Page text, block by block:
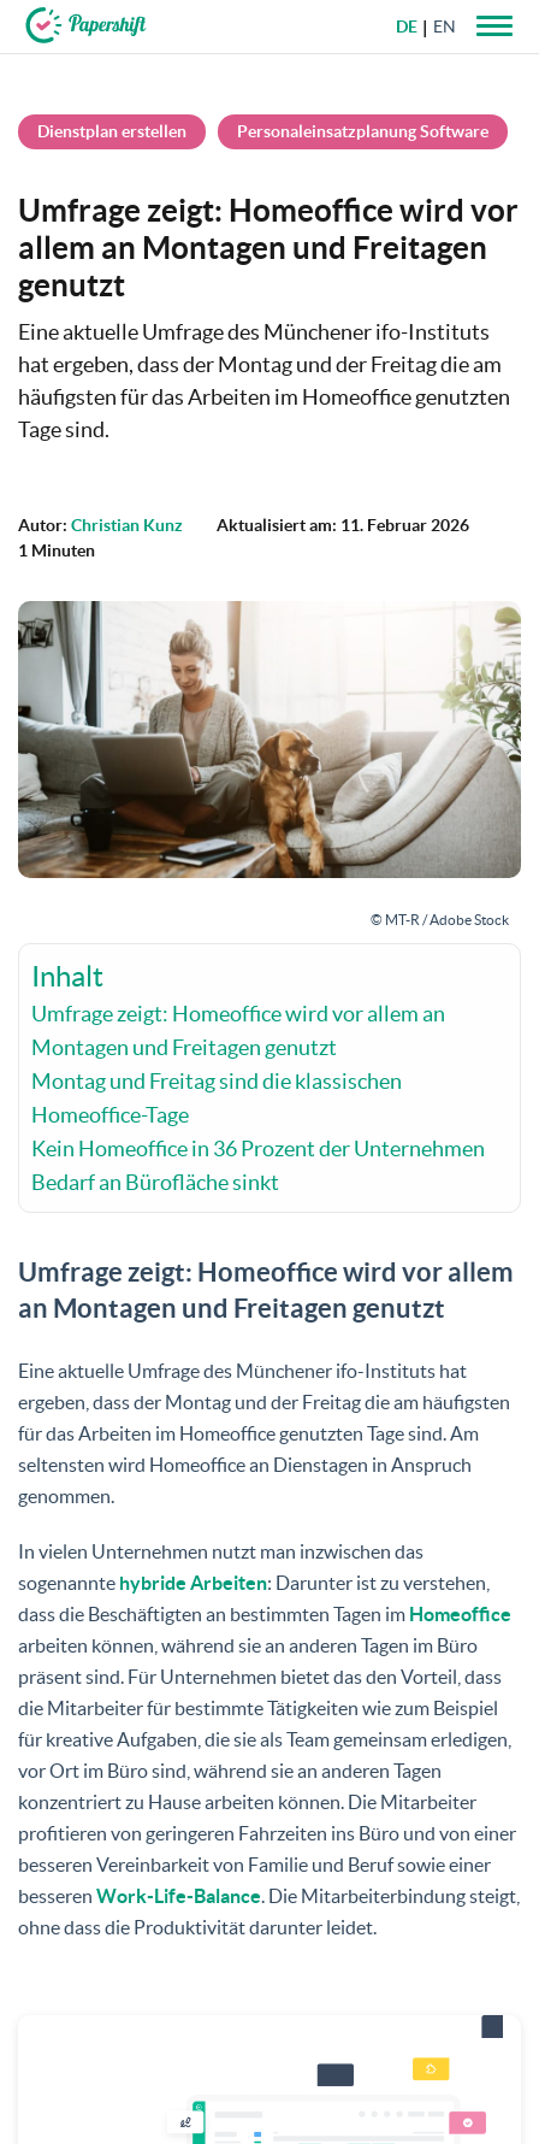
DE EN
Dienstplan erstellen Personaleinsatzplanung Software
Umfrage zeigt: Homeoffice wird vor
allem an Montagen und Freitagen
genutzt
Eine aktuelle Umfrage des Münchener ifo-Instituts
hat ergeben, dass der Montag und der Freitag die am
häufigsten für das Arbeiten im Homeoffice genutzten
Tage sind.
Autor: Christian Kunz
Aktualisiert am: 11. Februar 2026
1 Minuten
© MT-R / Adobe Stock
Inhalt
Umfrage zeigt: Homeoffice wird vor allem an
Montagen und Freitagen genutzt
Montag und Freitag sind die klassischen
Homeoffice-Tage
Kein Homeoffice in 36 Prozent der Unternehmen
Bedarf an Bürofläche sinkt
Umfrage zeigt: Homeoffice wird vor allem
an Montagen und Freitagen genutzt
Eine aktuelle Umfrage des Münchener ifo-Instituts hat
ergeben, dass der Montag und der Freitag die am häufigsten
für das Arbeiten im Homeoffice genutzten Tage sind. Am
seltensten wird Homeoffice an Dienstagen in Anspruch
genommen.
In vielen Unternehmen nutzt man inzwischen das
sogenannte hybride Arbeiten: Darunter ist zu verstehen,
dass die Beschäftigten an bestimmten Tagen im Homeoffice
arbeiten können, während sie an anderen Tagen im Büro
präsent sind. Für Unternehmen bietet das den Vorteil, dass
die Mitarbeiter für bestimmte Tätigkeiten wie zum Beispiel
für kreative Aufgaben, die sie als Team gemeinsam erledigen,
vor Ort im Büro sind, während sie an anderen Tagen
konzentriert zu Hause arbeiten können. Die Mitarbeiter
profitieren von geringeren Fahrzeiten ins Büro und von einer
besseren Vereinbarkeit von Familie und Beruf sowie einer
besseren Work-Life-Balance. Die Mitarbeiterbindung steigt,
ohne dass die Produktivität darunter leidet.